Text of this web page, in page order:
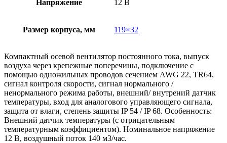
Напряжение 12 В
Размер корпуса, мм 119×32
Компактный осевой вентилятор постоянного тока, выпуск
воздуха через крепежные поперечины, подключение с
помощью одножильных проводов сечением AWG 22, TR64,
сигнал контроля скорости, сигнал нормального /
ненормального режима работы, внешний/ внутрений датчик
температуры, вход для аналогового управляющего сигнала,
защита от влаги, степень защиты IP 54 / IP 68. Особенность:
Внешний датчик температуры (с отрицательным
температурным коэффициентом). Номинальное напряжение
12 В, воздушный поток 140 м3/час.